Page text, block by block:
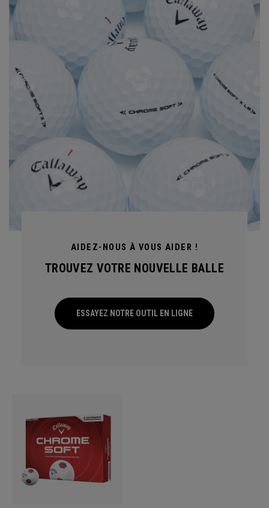
AIDEZ-NOUS À VOUS AIDER !
TROUVEZ VOTRE NOUVELLE BALLE
ESSAYEZ NOTRE OUTIL EN LIGNE